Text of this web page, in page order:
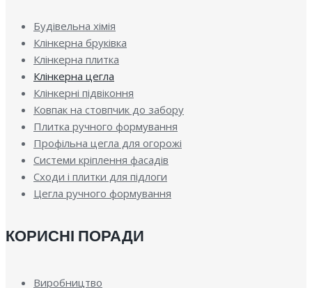
Будівельна хімія
Клінкерна бруківка
Клінкерна плитка
Клінкерна цегла
Клінкерні підвіконня
Ковпак на стовпчик до забору
Плитка ручного формування
Профільна цегла для огорожі
Системи кріплення фасадів
Сходи і плитки для підлоги
Цегла ручного формування
КОРИСНІ ПОРАДИ
Виробництво